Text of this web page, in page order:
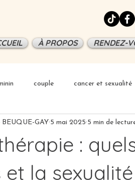
À PROPOS RENDEZ-
couple cancer et sexualité
:
la
BEUQUE-GAY 5 mai 2025 5 min de